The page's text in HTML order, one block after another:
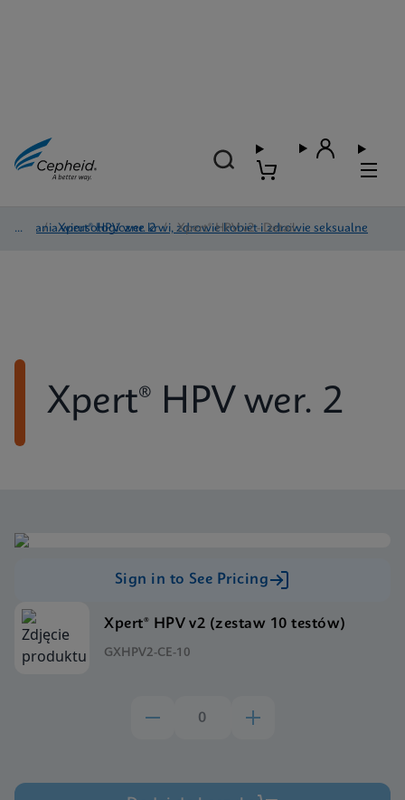
Badania wirusologiczne krwi, zdrowie kobiet i zdrowie seksualne
/ Xpert® HPV wer. 2 / Xpert® HPV v2 - Detail
Xpert® HPV wer. 2
Sign in to See Pricing
Xpert® HPV v2 (zestaw 10 testów)
GXHPV2-CE-10